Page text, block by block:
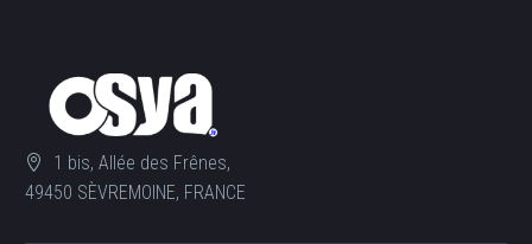
1 bis, Allée des Frênes,
49450 SÈVREMOINE, FRANCE